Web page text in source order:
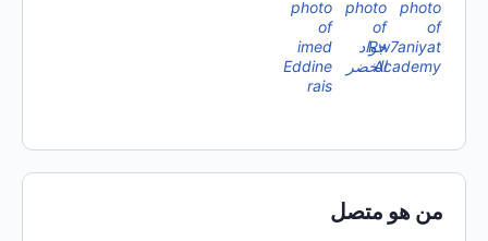
من هو متصل